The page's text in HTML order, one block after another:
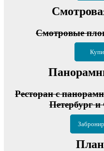
Смотровые
Ресторан с
Петербург